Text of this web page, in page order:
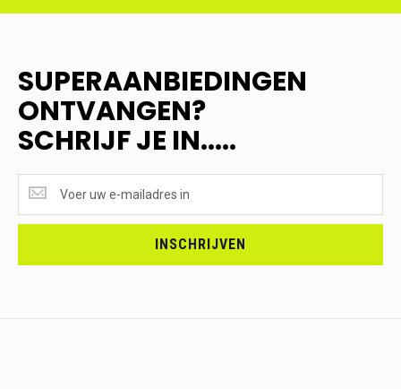
SUPERAANBIEDINGEN
ONTVANGEN?
SCHRIJF JE IN.....
ONTVANGEN?
<br>SCHRIJF
INSCHRIJVEN